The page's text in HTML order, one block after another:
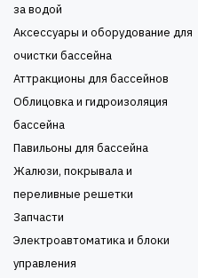
за водой
Аксессуары и оборудование для
очистки бассейна
Аттракционы для бассейнов
Облицовка и гидроизоляция
бассейна
Павильоны для бассейна
Жалюзи, покрывала и
переливные решетки
Запчасти
Электроавтоматика и блоки
управления